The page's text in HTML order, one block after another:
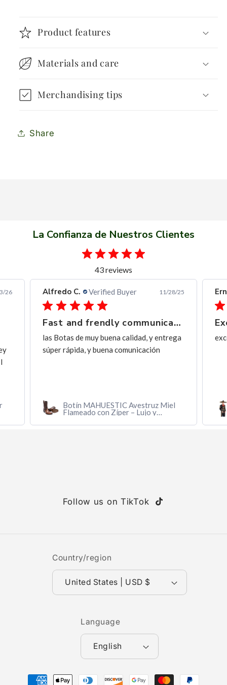
Product features
Materials and care
Merchandising tips
Share
La Confianza de Nuestros Clientes
43 reviews
26 Alfredo C. Verified Buyer 11/28/25
Fast and frendly communication
las Botas de muy buena calidad, y entrega
súper rápida, y buena comunicación
Botín MAHUESTIC Avestruz Miel
Flameado con Zíper – Lujo y
Follow us on TikTok
TikTok
Country/region
United States | USD $
Language
English
Payment